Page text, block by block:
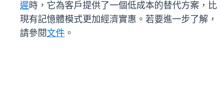
遲時，它為客戶提供了一個低成本的替代方案，比
現有記憶體模式更加經濟實惠。若要進一步了解，
請參閱文件 。